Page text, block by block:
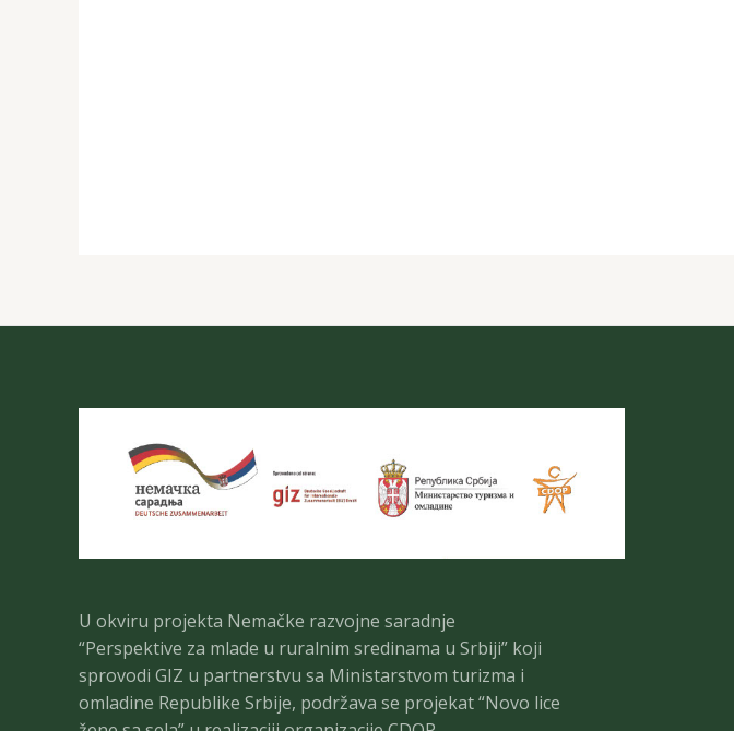
U okviru projekta Nemačke razvojne saradnje
“Perspektive za mlade u ruralnim sredinama u Srbiji” koji
sprovodi GIZ u partnerstvu sa Ministarstvom turizma i
omladine Republike Srbije, podržava se projekat “Novo lice